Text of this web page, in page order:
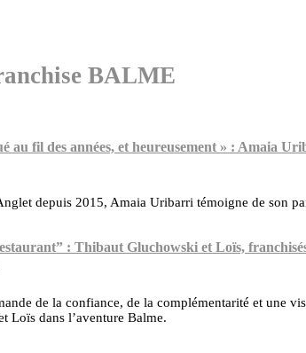
BALME
au fil des années, et heureusement » : Amaia
depuis 2015, Amaia Uribarri témoigne de son
: Thibaut Gluchowski et Loïs,
de la confiance, de la complémentarité et une
Loïs dans l’aventure Balme.